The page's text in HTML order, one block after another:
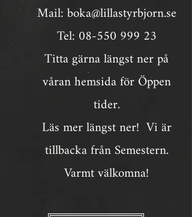
Mail:boka@lillastyrbjorn.se
Tel:08-550 999 23
Titta gärna längst ner på
våran hemsida för Öppen
tider.
Läs mer längst ner! Vi är
tillbacka från Semestern.
Varmt välkomna!